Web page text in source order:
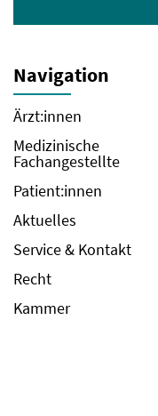
Navigation
Ärzt:innen
Medizinische
Fachangestellte
Patient:innen
Aktuelles
Service & Kontakt
Recht
Kammer